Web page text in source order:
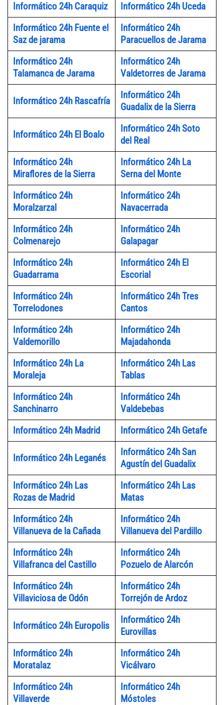
Informático 24h Caraquiz
Informático 24h Uceda
Informático 24h Fuente el
Saz de jarama
Informático 24h
Paracuellos de Jarama
Informático 24h
Talamanca de Jarama
Informático 24h
Valdetorres de Jarama
Informático 24h Rascafría
Informático 24h
Guadalix de la Sierra
Informático 24h El Boalo
Informático 24h Soto
del Real
Informático 24h
Miraflores de la Sierra
Informático 24h La
Serna del Monte
Informático 24h
Moralzarzal
Informático 24h
Navacerrada
Informático 24h
Colmenarejo
Informático 24h
Galapagar
Informático 24h
Guadarrama
Informático 24h El
Escorial
Informático 24h
Torrelodones
Informático 24h Tres
Cantos
Informático 24h
Valdemorillo
Informático 24h
Majadahonda
Informático 24h La
Moraleja
Informático 24h Las
Tablas
Informático 24h
Sanchinarro
Informático 24h
Valdebebas
Informático 24h Madrid
Informático 24h Getafe
Informático 24h Leganés
Informático 24h San
Agustín del Guadalix
Informático 24h Las
Rozas de Madrid
Informático 24h Las
Matas
Informático 24h
Villanueva de la Cañada
Informático 24h
Villanueva del Pardillo
Informático 24h
Villafranca del Castillo
Informático 24h
Pozuelo de Alarcón
Informático 24h
Villaviciosa de Odón
Informático 24h
Torrejón de Ardoz
Informático 24h Europolis
Informático 24h
Eurovillas
Informático 24h
Moratalaz
Informático 24h
Vicálvaro
Informático 24h
Villaverde
Informático 24h
Móstoles